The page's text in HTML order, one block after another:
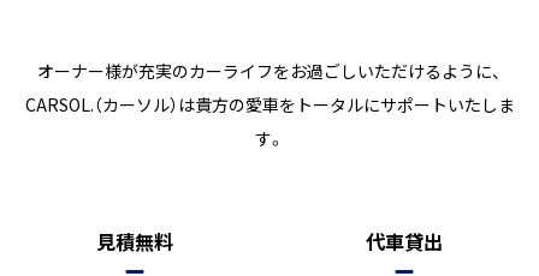
オーナー様が充実のカーライフをお過ごしいただけるように、
CARSOL.（カーソル）は貴方の愛車をトータルにサポートいたしま
す。
見積無料 代車貸出